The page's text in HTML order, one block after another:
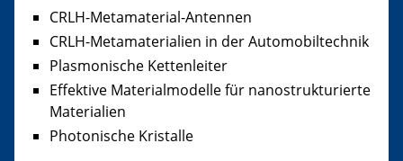
CRLH-Metamaterial-Antennen
CRLH-Metamaterialien in der Automobiltechnik
Plasmonische Kettenleiter
Effektive Materialmodelle für nanostrukturierte
Materialien
Photonische Kristalle